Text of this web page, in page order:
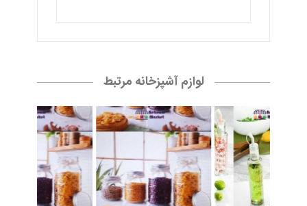
لوازم آشپزخانه مرتبط